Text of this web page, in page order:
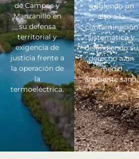
de Campos y
Manzanillo en
su defensa
territorial y
exigencia de
justicia frente a
la operación de
la
termoeléctrica.
exigiendo un
alto a la
contaminación
sistemática y
defendiendo su
derecho a un
medio
ambiente sano.